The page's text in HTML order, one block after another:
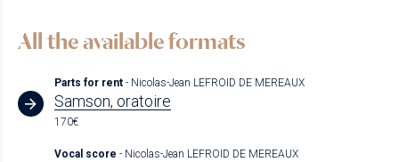
All the available formats
Parts for rent - Nicolas-Jean LEFROID DE MEREAUX
Samson, oratoire
170€
Vocal score - Nicolas-Jean LEFROID DE MEREAUX